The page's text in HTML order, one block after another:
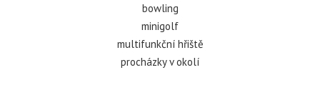
bowling
minigolf
multifunkční hřiště
procházky v okolí